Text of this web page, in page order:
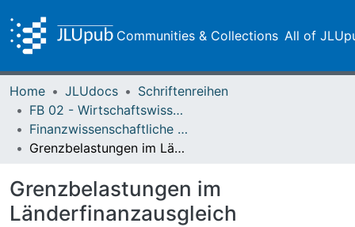
Communities & Collections All of
Home JLUdocs
Schriftenreihen
FB 02 - Wirtschaftswissenschaften
Finanzwissenschaftliche Arbeitspapiere
Grenzbelastungen im Länderfinanzausgleich
Grenzbelastungen im
Länderfinanzausgleich